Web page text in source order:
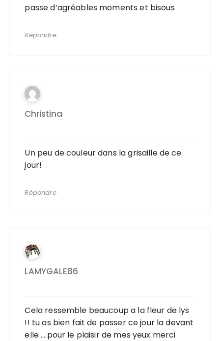
passe d’agréables moments et bisous
Répondre
Christina
Un peu de couleur dans la grisaille de ce
jour!
Répondre
LAMYGALE86
Cela ressemble beaucoup a la fleur de lys
!! tu as bien fait de passer ce jour la devant
elle ….pour le plaisir de mes yeux merci